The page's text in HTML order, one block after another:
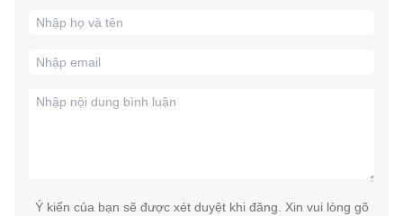
Ý kiến của bạn sẽ được xét duyệt khi đăng. Xin vui lòng gõ